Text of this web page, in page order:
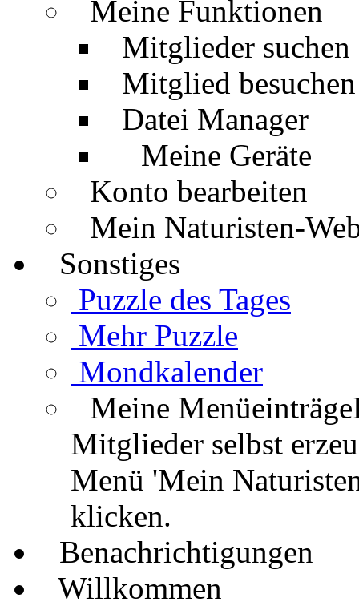
Meine Funktionen
Mitglieder suchen
Mitglied besuchen
Datei Manager
Meine Geräte
Konto bearbeiten
Mein Naturisten-
Sonstiges
Puzzle des Tages
Mehr Puzzle
Mondkalender
Meine Menüeinträge
Mitglieder selbst
Menü 'Mein
klicken.
Benachrichtigungen
Willkommen